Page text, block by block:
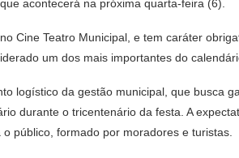
acontecerá na próxima quarta-feira (6).
Cine Teatro Municipal, e tem caráter
um dos mais importantes do
logístico da gestão municipal, que busca
durante o tricentenário da festa. A
público, formado por moradores e turistas.